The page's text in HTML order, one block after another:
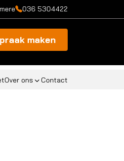
036 5304422
maken
Over ons Contact